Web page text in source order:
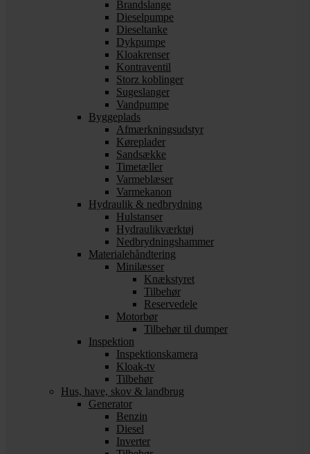
Brandslange
Dieselpumpe
Dieseltanke
Dykpumpe
Kloakrenser
Kontraventil
Storz koblinger
Sugeslanger
Vandpumpe
Byggeplads
Afmærkningsudstyr
Køreplader
Sandsække
Timetæller
Varmeblæser
Varmekanon
Hydraulik & nedbrydning
Hulstanser
Hydraulikværktøj
Nedbrydningshammer
Materialehåndtering
Minilæsser
Knækstyret
Tilbehør
Reservedele
Motorbør
Tilbehør til dumper
Inspektion
Inspektionskamera
Kloak-tv
Tilbehør
Hus, have, skov & landbrug
Generator
Benzin
Diesel
Inverter